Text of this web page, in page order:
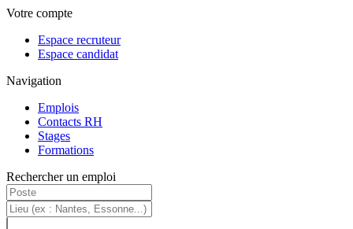
Aller au contenu principal
Menu principal
Votre compte
Espace recruteur
Espace candidat
Navigation
Emplois
Contacts RH
Stages
Formations
Rechercher un emploi
Panneau de gestion des cookies